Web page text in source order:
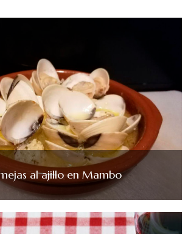
al ajillo en Mambo